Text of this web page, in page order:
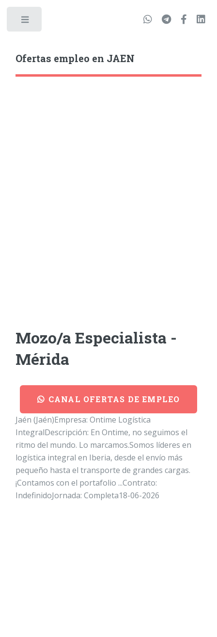
Ofertas empleo en JAEN
Mozo/a Especialista -
Mérida
CANAL OFERTAS DE EMPLEO
Jaén (Jaén)Empresa: Ontime Logística
IntegralDescripción: En Ontime, no seguimos el
ritmo del mundo. Lo marcamos.Somos líderes en
logística integral en Iberia, desde el envío más
pequeño hasta el transporte de grandes cargas.
¡Contamos con el portafolio ...Contrato:
IndefinidoJornada: Completa18-06-2026